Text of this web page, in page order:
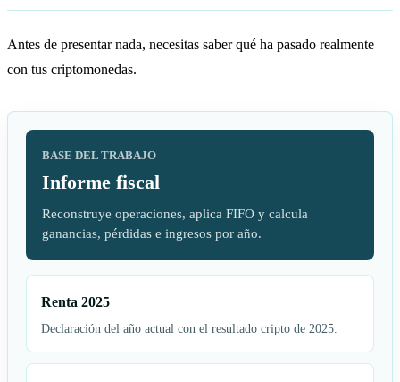
Antes de presentar nada, necesitas saber qué ha pasado realmente
con tus criptomonedas.
BASE DEL TRABAJO
Informe fiscal
Reconstruye operaciones, aplica FIFO y calcula
ganancias, pérdidas e ingresos por año.
Renta 2025
Declaración del año actual con el resultado cripto de 2025.